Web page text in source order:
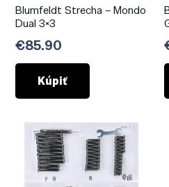
Blumfeldt Strecha – Mondo
Dual 3×3
€85.90
Kúpiť